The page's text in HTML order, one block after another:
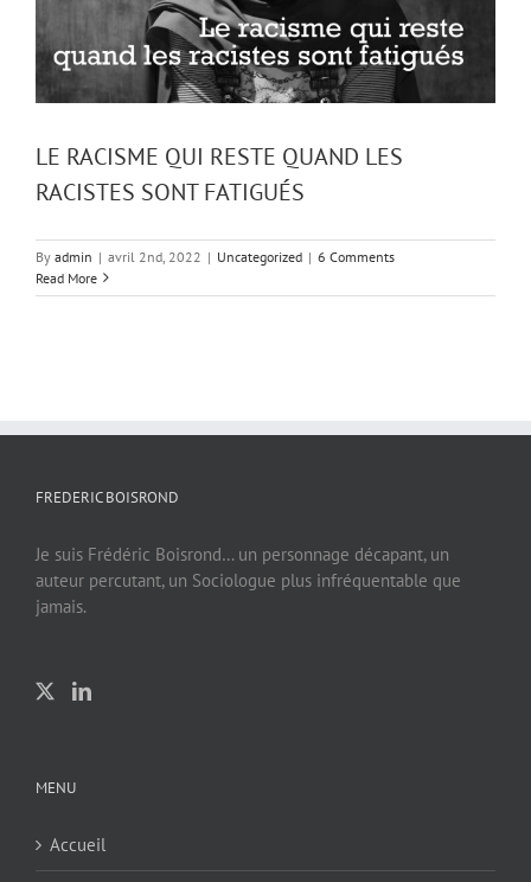
LE RACISME QUI RESTE QUAND LES
RACISTES SONT FATIGUÉS
By admin | avril 2nd, 2022 | Uncategorized | 6 Comments
Read More
FREDERIC BOISROND
Je suis Frédéric Boisrond… un personnage décapant, un
auteur percutant, un Sociologue plus infréquentable que
jamais.
MENU
Accueil